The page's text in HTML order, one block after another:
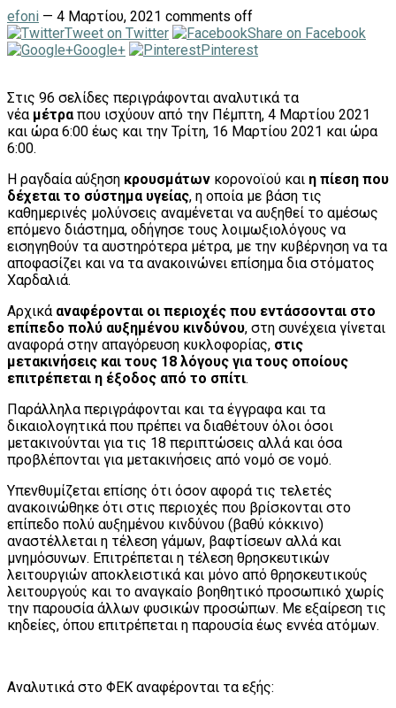
efoni — 4 Μαρτίου, 2021 comments off
Tweet on Twitter
Share on Facebook
Google+
Pinterest
Στις 96 σελίδες περιγράφονται αναλυτικά τα
νέα μέτρα που ισχύουν από την Πέμπτη, 4 Μαρτίου 2021
και ώρα 6:00 έως και την Τρίτη, 16 Μαρτίου 2021 και ώρα
6:00.
Η ραγδαία αύξηση κρουσμάτων κορονοϊού και η πίεση που
δέχεται το σύστημα υγείας, η οποία με βάση τις
καθημερινές μολύνσεις αναμένεται να αυξηθεί το αμέσως
επόμενο διάστημα, οδήγησε τους λοιμωξιολόγους να
εισηγηθούν τα αυστηρότερα μέτρα, με την κυβέρνηση να τα
αποφασίζει και να τα ανακοινώνει επίσημα δια στόματος
Χαρδαλιά.
Αρχικά αναφέρονται οι περιοχές που εντάσσονται στο
επίπεδο πολύ αυξημένου κινδύνου, στη συνέχεια γίνεται
αναφορά στην απαγόρευση κυκλοφορίας, στις
μετακινήσεις και τους 18 λόγους για τους οποίους
επιτρέπεται η έξοδος από το σπίτι.
Παράλληλα περιγράφονται και τα έγγραφα και τα
δικαιολογητικά που πρέπει να διαθέτουν όλοι όσοι
μετακινούνται για τις 18 περιπτώσεις αλλά και όσα
προβλέπονται για μετακινήσεις από νομό σε νομό.
Υπενθυμίζεται επίσης ότι όσον αφορά τις τελετές
ανακοινώθηκε ότι στις περιοχές που βρίσκονται στο
επίπεδο πολύ αυξημένου κινδύνου (βαθύ κόκκινο)
αναστέλλεται η τέλεση γάμων, βαφτίσεων αλλά και
μνημόσυνων. Επιτρέπεται η τέλεση θρησκευτικών
λειτουργιών αποκλειστικά και μόνο από θρησκευτικούς
λειτουργούς και το αναγκαίο βοηθητικό προσωπικό χωρίς
την παρουσία άλλων φυσικών προσώπων. Με εξαίρεση τις
κηδείες, όπου επιτρέπεται η παρουσία έως εννέα ατόμων.
Αναλυτικά στο ΦΕΚ αναφέρονται τα εξής: